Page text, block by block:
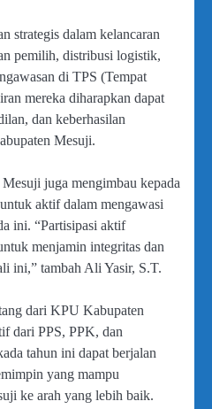
strategis dalam kelancaran
pemilih, distribusi logistik,
di TPS (Tempat
mereka diharapkan dapat
dan keberhasilan
Mesuji.
juga mengimbau kepada
aktif dalam mengawasi
ini. “Partisipasi aktif
menjamin integritas dan
ini,” tambah Ali Yasir, S.T.
dari KPU Kabupaten
dari PPS, PPK, dan
tahun ini dapat berjalan
yang mampu
ke arah yang lebih baik.